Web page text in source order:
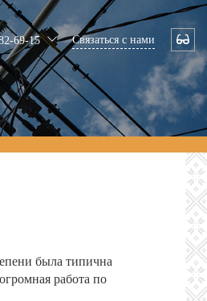
69-15 Связаться с нами
была типична
работа по